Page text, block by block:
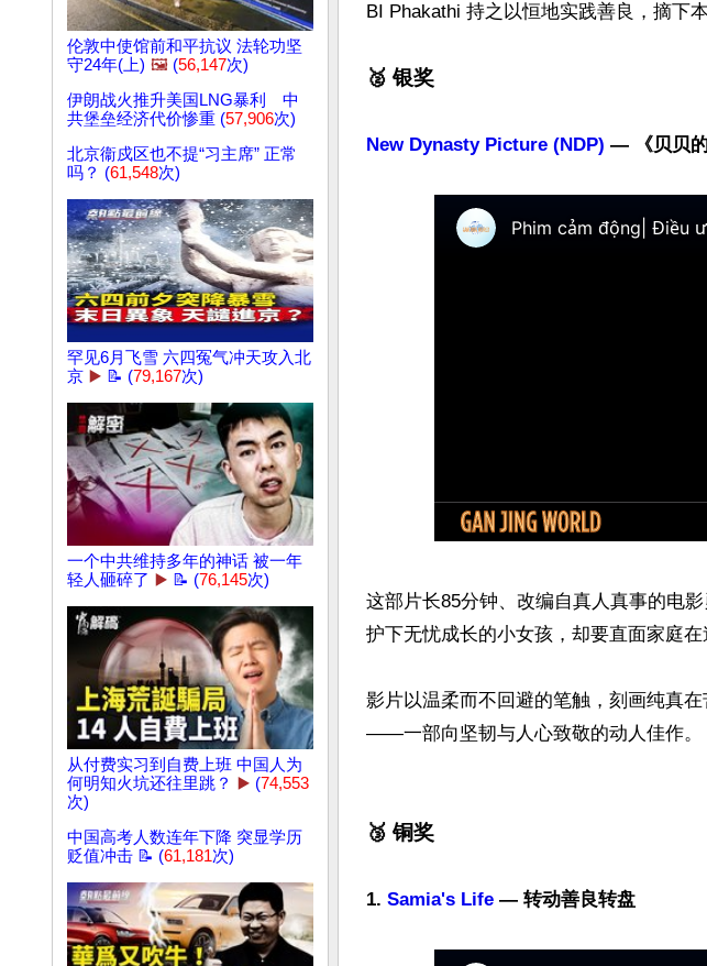
伦敦中使馆前和平抗议 法轮功坚
守24年(上) 🖼️ (56,147次)
伊朗战火推升美国LNG暴利 中
共堡垒经济代价惨重 (57,906次)
北京衞戍区也不提“习主席” 正常
吗？ (61,548次)
罕见6月飞雪 六四冤气冲天攻入北
京 ▶️ 📝 (79,167次)
一个中共维持多年的神话 被一年
轻人砸碎了 ▶️ 📝 (76,145次)
从付费实习到自费上班 中国人为
何明知火坑还往里跳？
▶️ (74,553
次)
中国高考人数连年下降 突显学历
贬值冲击 📝 (61,181次)
BI Phakathi 持之以恒地实践善良，摘下
🥈 银奖
New Dynasty Picture (NDP) — 《贝贝的
这部片长85分钟、改编自真人真事的电
护下无忧成长的小女孩，却要直面家庭在
影片以温柔而不回避的笔触，刻画纯真
——一部向坚韧与人心致敬的动人佳作。
🥉 铜奖
1. Samia's Life — 转动善良转盘